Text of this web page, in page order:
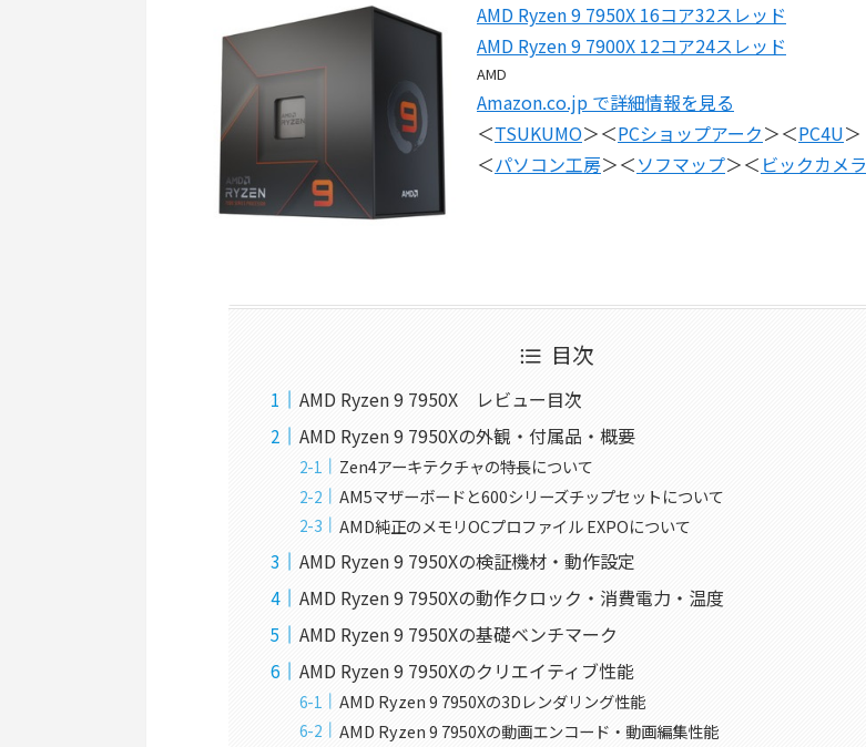
AMD Ryzen 9 7950X 16コア32スレッド
AMD Ryzen 9 7900X 12コア24スレッド
AMD
Amazon.co.jp で詳細情報を見る
＜TSUKUMO＞＜PCショップアーク＞＜PC4U＞
＜パソコン工房＞＜ソフマップ＞＜ ビックカメラ
目次
AMD Ryzen 9 7950X レビュー目次
AMD Ryzen 9 7950Xの外観・付属品・概要
Zen4アーキテクチャの特長について
AM5マザーボードと600シリーズチップセットについて
AMD純正のメモリOCプロファイル EXPOについて
AMD Ryzen 9 7950Xの検証機材・動作設定
AMD Ryzen 9 7950Xの動作クロック・消費電力・温度
AMD Ryzen 9 7950Xの基礎ベンチマーク
AMD Ryzen 9 7950Xのクリエイティブ性能
AMD Ryzen 9 7950Xの3Dレンダリング性能
AMD Ryzen 9 7950Xの動画エンコード・動画編集性能